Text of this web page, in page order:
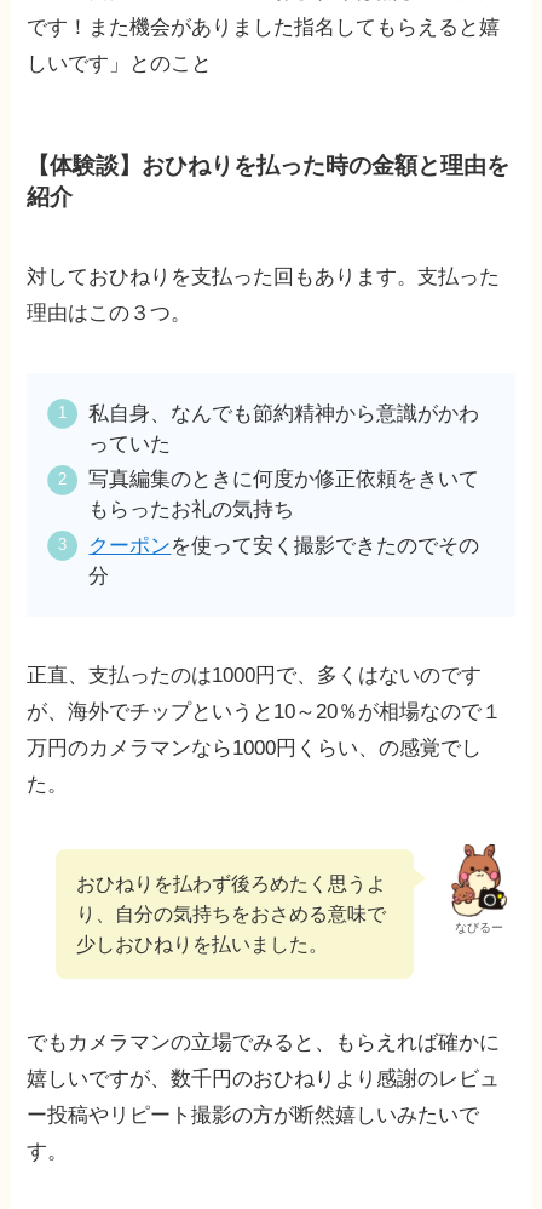
です！また機会がありました指名してもらえると嬉
しいです」とのこと
【体験談】おひねりを払った時の金額と理由を
紹介
対しておひねりを支払った回もあります。支払った
理由はこの３つ。
私自身、なんでも節約精神から意識がかわ
っていた
写真編集のときに何度か修正依頼をきいて
もらったお礼の気持ち
クーポンを使って安く撮影できたのでその
分
正直、支払ったのは1000円で、多くはないのです
が、海外でチップというと10～20％が相場なので１
万円のカメラマンなら1000円くらい、の感覚でし
た。
なびるー
おひねりを払わず後ろめたく思うよ
り、自分の気持ちをおさめる意味で
少しおひねりを払いました。
でもカメラマンの立場でみると、もらえれば確かに
嬉しいですが、数千円のおひねりより感謝のレビュ
ー投稿やリピート撮影の方が断然嬉しいみたいで
す。